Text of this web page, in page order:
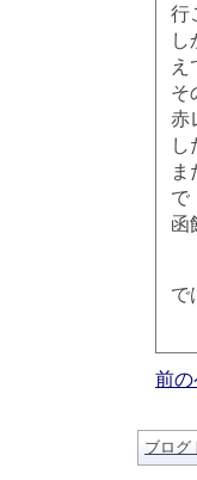
行
え
そ
赤
し
ま
で
函
で
前の
ブログ